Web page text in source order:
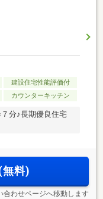
建設住宅性能評価付
カウンターキッチン
分♪長期優良住宅
無料)
合わせページへ移動します